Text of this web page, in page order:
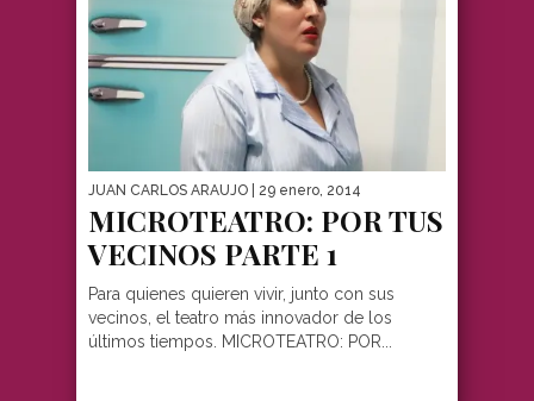
JUAN CARLOS ARAUJO | 29 enero, 2014
MICROTEATRO: POR TUS
VECINOS PARTE 1
Para quienes quieren vivir, junto con sus
vecinos, el teatro más innovador de los
últimos tiempos. MICROTEATRO: POR...